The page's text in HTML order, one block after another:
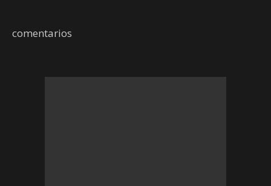
comentarios